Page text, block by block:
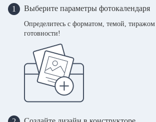
1 Выберите параметры фотокалендаря
Определитесь с форматом, темой,
готовности!